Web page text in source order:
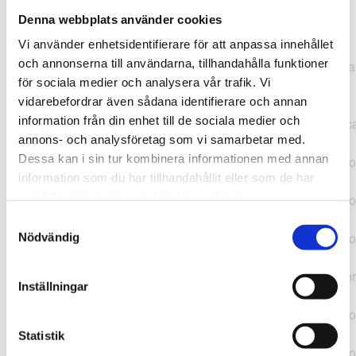
Denna webbplats använder cookies
Vi använder enhetsidentifierare för att anpassa innehållet
och annonserna till användarna, tillhandahålla funktioner
för sociala medier och analysera vår trafik. Vi
vidarebefordrar även sådana identifierare och annan
information från din enhet till de sociala medier och
annons- och analysföretag som vi samarbetar med.
Dessa kan i sin tur kombinera informationen med annan
information som du har tillhandahållit eller som de har
Nödvändig
Inställningar
Statistik
TypeError: "".concat(...).concat(...).replaceAll is not a
function at
https://webshop.pressbyran.se/_next/static/chunks/pages/
b1763451a2186f9e.js:1:11050 at Array.map
(<anonymous>) at K
(https://webshop.pressbyran.se/_next/static/chunks/pages/
b1763451a2186f9e.js:1:10836) at lk
(https://webshop.pressbyran.se/_next/static/chunks/
b241200379730ac0.js:1:129835) at i
(https://webshop.pressbyran.se/_next/static/chunks/
(https://webshop.pressbyran.se/_next/static/chunks/
https://webshop.pressbyran.se/_next/static/chunks/
b241200379730ac0.js:1:167872 at uI
(https://webshop.pressbyran.se/_next/static/chunks/
b241200379730ac0.js:1:167879) at uE
(https://webshop.pressbyran.se/_next/static/chunks/